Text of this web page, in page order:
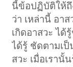
นี้ข้อปฏิบัติให้ถึ
ว่า เหล่านี้ อา
เกิดอาสวะ ได้
ได้รู้ ชัดตามเ
สวะ เมื่อเรานั้